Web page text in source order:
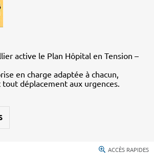
active le Plan Hôpital en Tension –
en charge adaptée à chacun,
déplacement aux urgences.
ACCÈS RAPIDES